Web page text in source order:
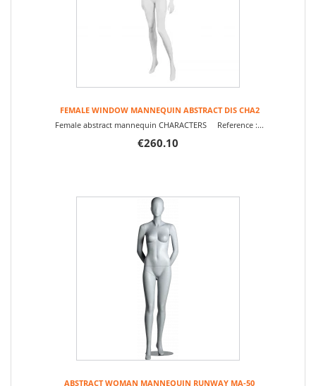
FEMALE WINDOW MANNEQUIN ABSTRACT DIS CHA2
Female abstract mannequin CHARACTERS Reference :...
€260.10
ABSTRACT WOMAN MANNEQUIN RUNWAY MA-50